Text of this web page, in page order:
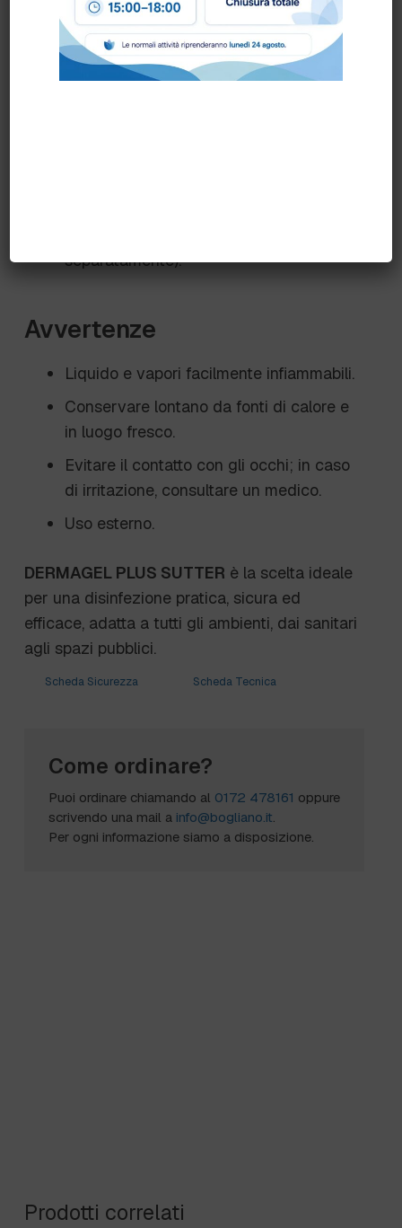
Versare una quantità sufficiente di
DERMAGEL PLUS SUTTER sulle mani.
separatamente).
Avvertenze
Liquido e vapori facilmente infiammabili.
Conservare lontano da fonti di calore e
in luogo fresco.
Evitare il contatto con gli occhi; in caso
di irritazione, consultare un medico.
Uso esterno.
DERMAGEL PLUS SUTTER è la scelta ideale
per una disinfezione pratica, sicura ed
efficace, adatta a tutti gli ambienti, dai sanitari
agli spazi pubblici.
Scheda Sicurezza Scheda Tecnica
Come ordinare?
Puoi ordinare chiamando al 0172 478161 oppure
scrivendo una mail a info@bogliano.it.
Per ogni informazione siamo a disposizione.
Prodotti correlati